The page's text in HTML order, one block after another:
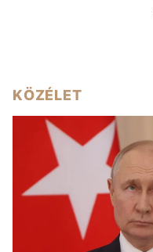
KÖZÉLET